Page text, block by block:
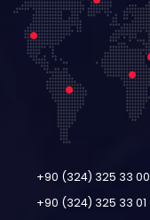
+90 (324) 325 33 00
+90 (324) 325 33 01